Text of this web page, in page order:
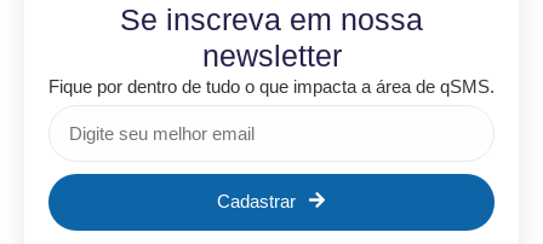
Se inscreva em nossa
newsletter
Fique por dentro de tudo o que impacta a área de qSMS.
Cadastrar